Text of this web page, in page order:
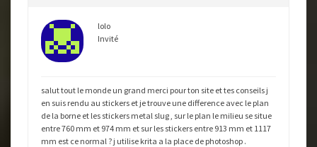
lolo
Invité
salut tout le monde un grand merci pour ton site et tes conseils j
en suis rendu au stickers et je trouve une difference avec le plan
de la borne et les stickers metal slug , sur le plan le milieu se situe
entre 760 mm et 974 mm et sur les stickers entre 913 mm et 1117
mm est ce normal ? j utilise krita a la place de photoshop .